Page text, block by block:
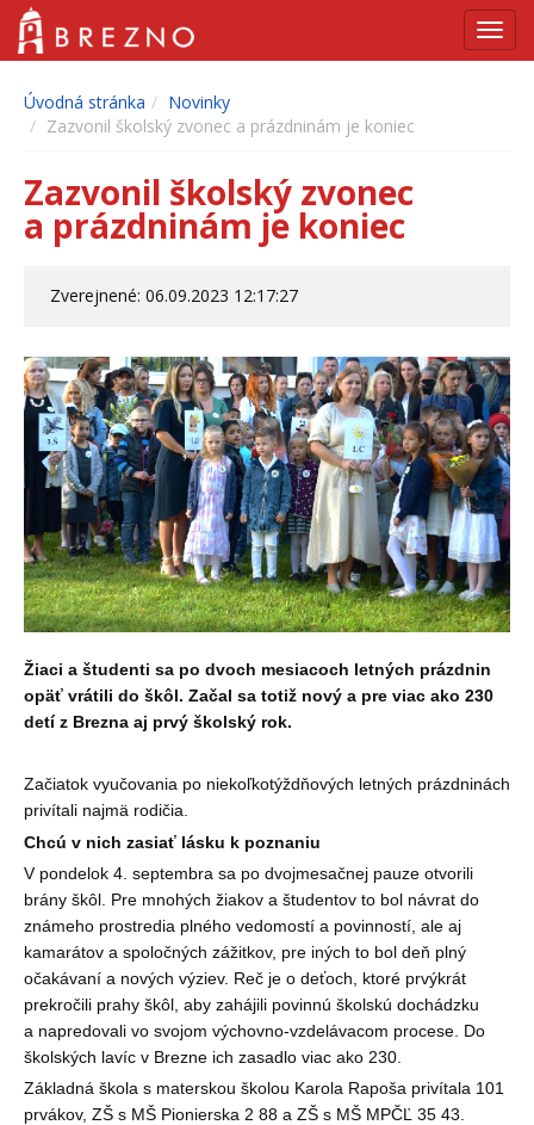
Úvodná stránka
Novinky
Zazvonil školský zvonec a prázdninám je koniec
Zazvonil školský zvonec
a prázdninám je koniec
Zverejnené: 06.09.2023 12:17:27
Žiaci a študenti sa po dvoch mesiacoch letných prázdnin
opäť vrátili do škôl. Začal sa totiž nový a pre viac ako 230
detí z Brezna aj prvý školský rok.
Začiatok vyučovania po niekoľkotýždňových letných prázdninách
privítali najmä rodičia.
Chcú v nich zasiať lásku k poznaniu
V pondelok 4. septembra sa po dvojmesačnej pauze otvorili
brány škôl. Pre mnohých žiakov a študentov to bol návrat do
známeho prostredia plného vedomostí a povinností, ale aj
kamarátov a spoločných zážitkov, pre iných to bol deň plný
očakávaní a nových výziev. Reč je o deťoch, ktoré prvýkrát
prekročili prahy škôl, aby zahájili povinnú školskú dochádzku
a napredovali vo svojom výchovno-vzdelávacom procese. Do
školských lavíc v Brezne ich zasadlo viac ako 230.
Základná škola s materskou školou Karola Rapoša privítala 101
prvákov, ZŠ s MŠ Pionierska 2 88 a ZŠ s MŠ MPČĽ 35 43.